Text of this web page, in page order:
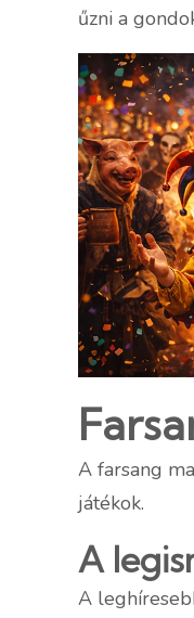
űzni a
A farsang
játékok.
A
A